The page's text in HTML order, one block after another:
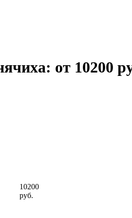
от 10200
10200
руб.